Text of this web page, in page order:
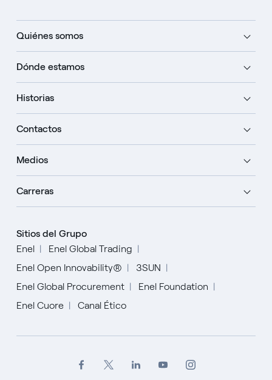
Quiénes somos
Dónde estamos
Historias
Contactos
Medios
Carreras
Sitios del Grupo
Enel
Enel Global Trading
Enel Open Innovability®
3SUN
Enel Global Procurement
Enel Foundation
Enel Cuore
Canal Ético